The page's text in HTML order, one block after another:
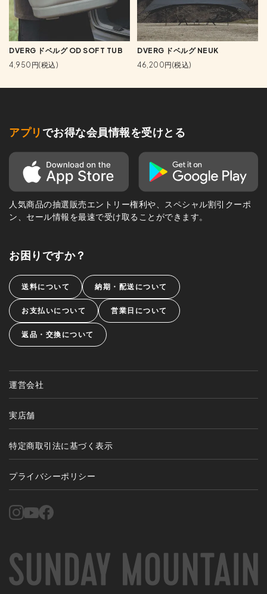
DVERG ドベルグ OD SOFT TUB
4,950円(税込)
DVERG ドベルグ NEUK
46,200円(税込)
アプリ でお得な会員情報を受けとる
人気商品の抽選販売エントリー権利や、スペシャル割引クーポ
ン、セール情報を最速で受け取ることができます。
お困りですか？
送料について 納期・配送について
お支払いについて 営業日について
返品・交換について
運営会社
実店舗
特定商取引法に基づく表示
プライバシーポリシー